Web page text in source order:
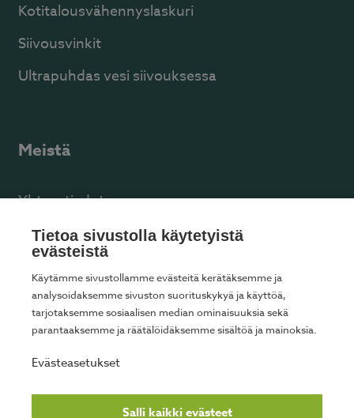
Kotitalousvähennyslaskuri
Siivousvinkit
Ultrapuhdas vesi siivouksessa
Meistä
Yhteystiedot
Facebook
Tarjoamme kotisiivousta seuraavilla paikkakunnilla
Helsinki Espoo
Tietoa sivustolla käytetyistä
evästeistä
Käytämme sivustollamme evästeitä kerätäksemme ja
analysoidaksemme sivuston suorituskykyä ja käyttöä,
tarjotaksemme sosiaalisen median ominaisuuksia sekä
parantaaksemme ja räätälöidäksemme sisältöä ja mainoksia.
Evästeasetukset
Salli kaikki evästeet